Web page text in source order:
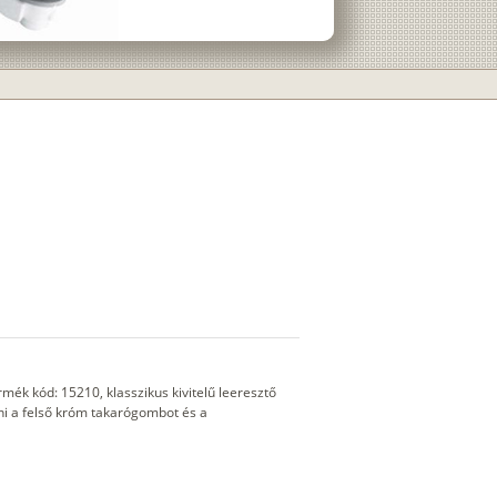
kód: 15210, klasszikus kivitelű leeresztő
a felső króm takarógombot és a